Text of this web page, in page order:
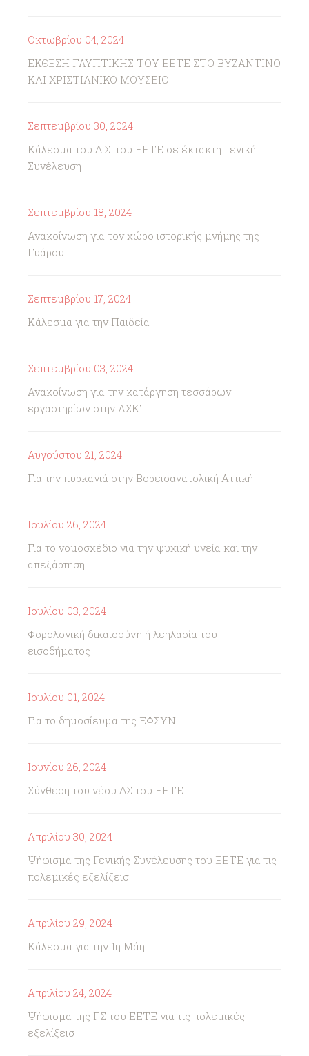
Οκτωβρίου 04, 2024
ΕΚΘΕΣΗ ΓΛΥΠΤΙΚΗΣ ΤΟΥ ΕΕΤΕ ΣΤΟ ΒΥΖΑΝΤΙΝΟ
ΚΑΙ ΧΡΙΣΤΙΑΝΙΚΟ ΜΟΥΣΕΙΟ
Σεπτεμβρίου 30, 2024
Κάλεσμα του Δ.Σ. του ΕΕΤΕ σε έκτακτη Γενική
Συνέλευση
Σεπτεμβρίου 18, 2024
Ανακοίνωση για τον χώρο ιστορικής μνήμης της
Γυάρου
Σεπτεμβρίου 17, 2024
Κάλεσμα για την Παιδεία
Σεπτεμβρίου 03, 2024
Ανακοίνωση για την κατάργηση τεσσάρων
εργαστηρίων στην ΑΣΚΤ
Αυγούστου 21, 2024
Για την πυρκαγιά στην Βορειοανατολική Αττική
Ιουλίου 26, 2024
Για το νομοσχέδιο για την ψυχική υγεία και την
απεξάρτηση
Ιουλίου 03, 2024
Φορολογική δικαιοσύνη ή λεηλασία του
εισοδήματος
Ιουλίου 01, 2024
Για το δημοσίευμα της ΕΦΣΥΝ
Ιουνίου 26, 2024
Σύνθεση του νέου ΔΣ του ΕΕΤΕ
Απριλίου 30, 2024
Ψήφισμα της Γενικής Συνέλευσης του ΕΕΤΕ για τις
πολεμικές εξελίξεισ
Απριλίου 29, 2024
Κάλεσμα για την 1η Μάη
Απριλίου 24, 2024
Ψήφισμα της ΓΣ του ΕΕΤΕ για τις πολεμικές
εξελίξεισ